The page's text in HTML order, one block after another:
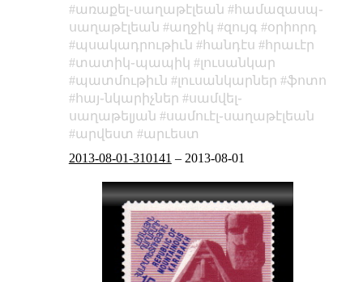
առաքել֊սաղաթէլեան
համազասպ֊
սաղաթէլեան
աղջիկ զույգ
օրիորդ
պսակադրութիւն
հանդէս
հրաւէր
տատիկ֊պապիկ
լուսանկար
պատմութիւն
լուսանկարներ
ֆոտո
հայ֊նկարիչներ
սամվել֊
սաղաթելյան
սամուէլ֊սաղաթէլեան
արվեստ
արւեստ
2013-08-01-310141 – 2013-08-01